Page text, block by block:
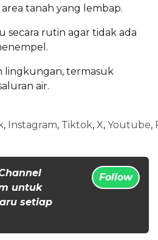
tanah yang lembap.
secara rutin agar tidak ada
lingkungan, termasuk
air.
, Instagram, Tiktok, X, Youtube,
untuk
setiap
Follow